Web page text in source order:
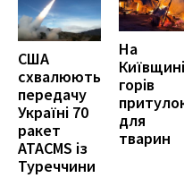
США
схвалюють
передачу
Україні 70
ракет
ATACMS із
Туреччини
На
Київщині
горів
для
тварин